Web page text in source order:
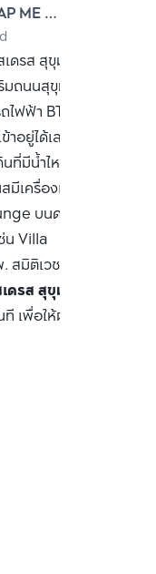
ME
LTD.
ดรส สุขุมวิท 28)
นนสุขุมวิท ในทำเล
ฟฟ้า BTS พร้อมพงษ์
ยู่ได้เลย สระว่ายน้ำ
มีน้ำไหล เตียงรอบ
เครื่องเล่นครบครัน
บนดาดฟ้าชั้น 31
น Villa
ติเวช มหาวิทยาลัย
ดรส สุขุมวิท 28
เพื่อให้ผู้เชี่ยวชาญ